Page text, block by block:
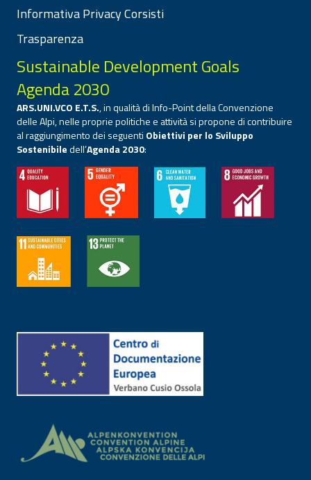
Informativa Privacy Corsisti
Trasparenza
Sustainable Development Goals
Agenda 2030
ARS.UNI.VCO E.T.S., in qualità di Info-Point della Convenzione
delle Alpi, nelle proprie politiche e attività si propone di contribuire
al raggiungimento dei seguenti Obiettivi per lo Sviluppo
Sostenibiledell’Agenda 2030: